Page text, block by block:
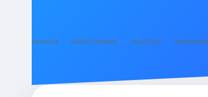
Anasayfa Gizlilik Politikası Yasal Uyarı Hakkımızda